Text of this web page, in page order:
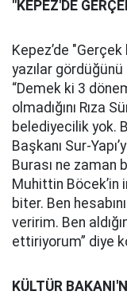
"KEPEZ'DE
Kepez’de
yazılar
“Demek ki 3
olmadığını Rıza
belediyecilik yok.
Başkanı Sur-
Burası ne zaman
Muhittin Böcek’in
biter. Ben
veririm. Ben
ettiriyorum” diye
KÜLTÜR